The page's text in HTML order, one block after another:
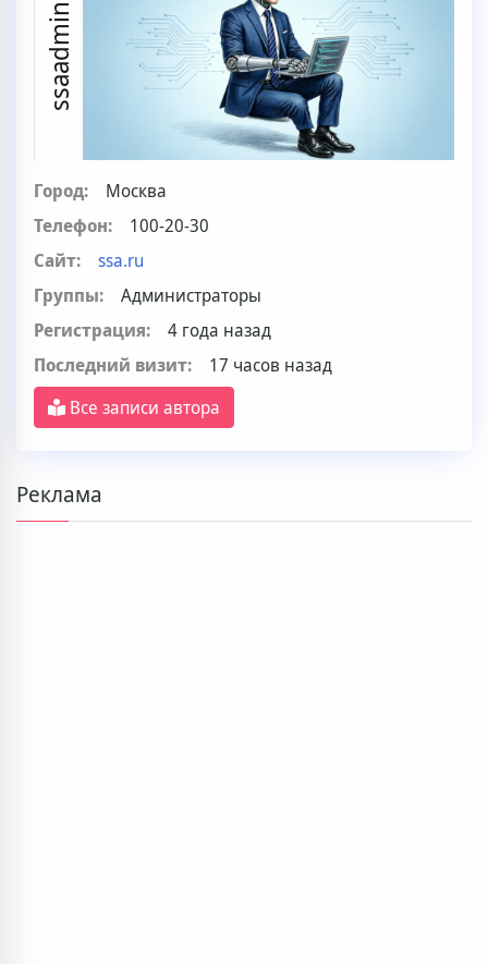
ssaadmin
Город:
Москва
Телефон:
100-20-30
Сайт:
ssa.ru
Группы:
Администраторы
Регистрация:
4 года назад
Последний визит:
17 часов назад
Все записи автора
Реклама